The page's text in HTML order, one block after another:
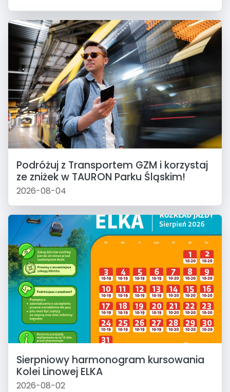
Podróżuj z Transportem GZM i korzystaj
ze zniżek w TAURON Parku Śląskim!
2026-08-04
Sierpniowy harmonogram kursowania
Kolei Linowej ELKA
2026-08-02